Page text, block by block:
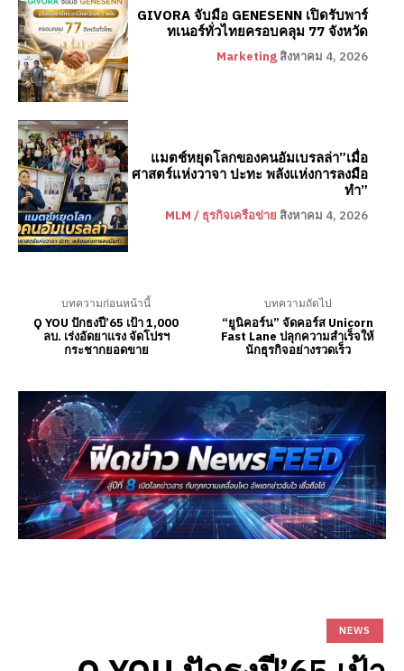
GIVORA จับมือ GENESENN เปิดรับพาร์
ทเนอร์ทั่วไทยครอบคลุม 77 จังหวัด
Marketing สิงหาคม 4, 2026
แมตช์หยุดโลกของคนอัมเบรลล่า”เมื่อ
ศาสตร์แห่งวาจา ปะทะ พลังแห่งการลงมือ
ทำ”
MLM / ธุรกิจเครือข่าย สิงหาคม 4, 2026
บทความก่อนหน้านี้
Q YOU ปักธงปี’65 เป้า 1,000
ลบ. เร่งอัดยาแรง จัดโปรฯ
กระชากยอดขาย
บทความถัดไป
“ยูนิคอร์น” จัดคอร์ส Unicorn
Fast Lane ปลุกความสำเร็จให้
นักธุรกิจอย่างรวดเร็ว